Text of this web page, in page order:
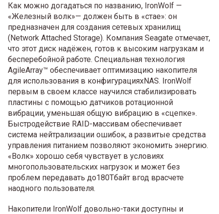
Как можно догадаться по названию, IronWolf —
«Железный волк»— должен быть в «стае»: он
предназначен для создания сетевых хранилищ
(Network Attached Storage). Компания Seagate отмечает,
что этот диск надёжен, готов к высоким нагрузкам и
бесперебойной работе. Специальная технология
AgileArray™ обеспечивает оптимизацию накопителя
для использования в конфигурацияхNAS. IronWolf
первым в своем классе научился стабилизировать
пластины с помощью датчиков ротационной
вибрации, уменьшая общую вибрацию в «сцепке».
Быстродействие RAID-массивам обеспечивает
система нейтрализации ошибок, а развитые средства
управления питанием позволяют экономить энергию.
«Волк» хорошо себя чувствует в условиях
многопользовательских нагрузок и может без
проблем передавать до180Тбайт вгод врасчете
наодного пользователя.
Накопители IronWolf довольно-таки доступны и